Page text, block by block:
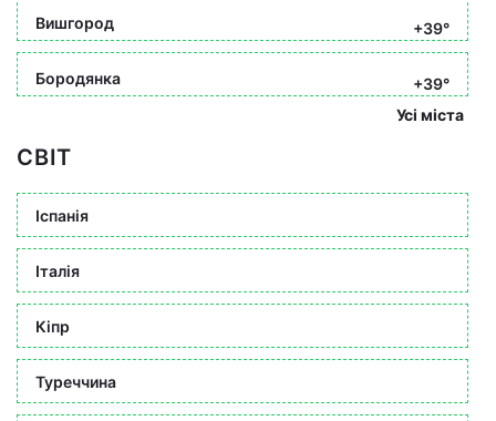
Вишгород +39°
Бородянка
+39°
Усі міста
СВІТ
Іспанія
Італія
Кіпр
Туреччина